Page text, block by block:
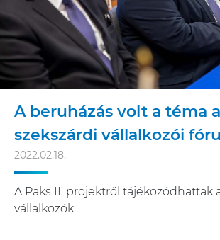
A beruházás volt a téma a
szekszárdi vállalkozói
2022.02.18.
A Paks II. projektről tájékozódhattak
vállalkozók.